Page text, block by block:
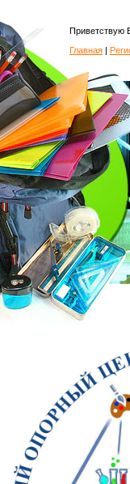
Приветствую
Главная |